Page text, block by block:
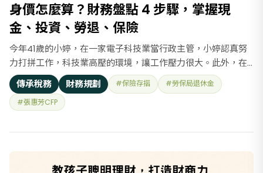
身價怎麼算？財務盤點 4 步驟，掌握現
金、投資、勞退、保險
今年41歲的小婷，在一家電子科技業當行政主管，小婷認真努
力打拼工作，科技業高壓的環境，讓工作壓力很大。此外，在
夜深人靜時，小婷內心總是充滿憂慮，因為小婷希望在55歲退
休，但總覺得錢存得很慢、不夠多……因此，小婷找到了財務顧
問、尋求協助。 協助財務自由，不是有錢，是有選擇權，是可
傳承稅務 財務規劃 #保險存摺
#勞保局退休金
#張惠芳CFP